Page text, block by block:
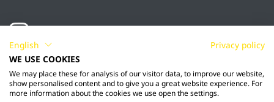
English
Privacy policy
WE USE COOKIES
We may place these for analysis of our visitor data, to improve our website,
show personalised content and to give you a great website experience. For
more information about the cookies we use open the settings.